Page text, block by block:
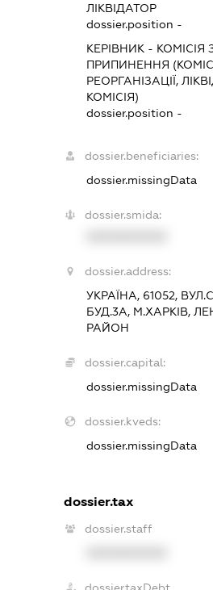
ЛІКВІДАТОР
dossier.position -
КЕРІВНИК - КОМІСІЯ
ПРИПИНЕННЯ
РЕОРГАНІЗАЦІЇ,
КОМІСІЯ)
dossier.position -
dossier.beneficiaries:
dossier.missingData
dossier.smida:
dossier.address:
УКРАЇНА, 61052,
БУД.3А, М.ХАРКІВ,
РАЙОН
dossier.capital:
dossier.missingData
dossier.kveds:
dossier.missingData
dossier.tax
dossier.staff